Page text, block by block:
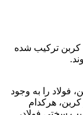
ترکیب شده
آهن، فولاد را به وجود
هرکدام